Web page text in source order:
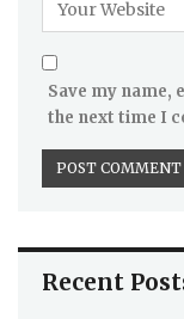
Save my name,
the next time I
Recent